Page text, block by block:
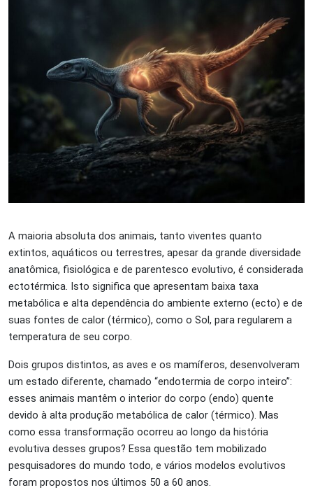
A maioria absoluta dos animais, tanto viventes quanto
extintos, aquáticos ou terrestres, apesar da grande diversidade
anatômica, fisiológica e de parentesco evolutivo, é considerada
ectotérmica. Isto significa que apresentam baixa taxa
metabólica e alta dependência do ambiente externo (ecto) e de
suas fontes de calor (térmico), como o Sol, para regularem a
temperatura de seu corpo.
Dois grupos distintos, as aves e os mamíferos, desenvolveram
um estado diferente, chamado “endotermia de corpo inteiro”:
esses animais mantêm o interior do corpo (endo) quente
devido à alta produção metabólica de calor (térmico). Mas
como essa transformação ocorreu ao longo da história
evolutiva desses grupos? Essa questão tem mobilizado
pesquisadores do mundo todo, e vários modelos evolutivos
foram propostos nos últimos 50 a 60 anos.